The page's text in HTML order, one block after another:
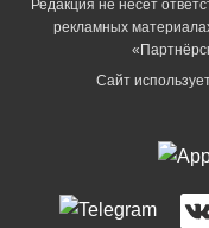
Редакция не несет
рекламных
Сайт